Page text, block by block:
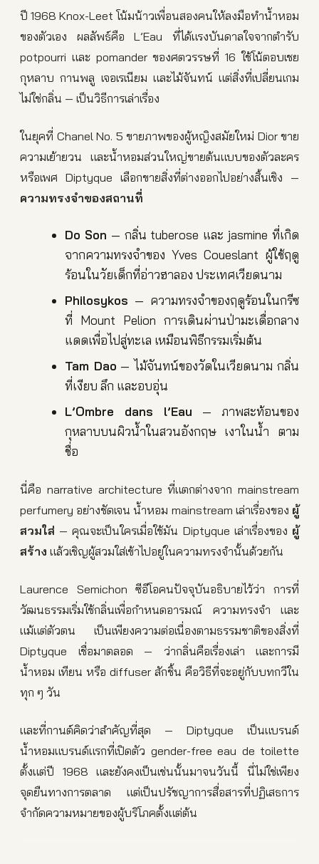
ปี 1968 Knox-Leet โน้มน้าวเพื่อนสองคนให้ลงมือทำน้ำหอม
ของตัวเอง ผลลัพธ์คือ L’Eau ที่ได้แรงบันดาลใจจากตำรับ
potpourri และ pomander ของศตวรรษที่ 16 ใช้โน้ตอบเชย
กุหลาบ กานพลู เจอเรเนียม และไม้จันทน์ แต่สิ่งที่เปลี่ยนเกม
ไม่ใช่กลิ่น — เป็นวิธีการเล่าเรื่อง
ในยุคที่ Chanel No. 5 ขายภาพของผู้หญิงสมัยใหม่ Dior ขาย
ความเย้ายวน และน้ำหอมส่วนใหญ่ขายต้นแบบของตัวละคร
หรือเพศ Diptyque เลือกขายสิ่งที่ต่างออกไปอย่างสิ้นเชิง —
ความทรงจำของสถานที่
Do Son — กลิ่น tuberose และ jasmine ที่เกิด
จากความทรงจำของ Yves Coueslant ผู้ใช้ฤดู
ร้อนในวัยเด็กที่อ่าวฮาลอง ประเทศเวียดนาม
Philosykos — ความทรงจำของฤดูร้อนในกรีซ
ที่ Mount Pelion การเดินผ่านป่ามะเดื่อกลาง
แดดเพื่อไปสู่ทะเล เหมือนพิธีกรรมเริ่มต้น
Tam Dao — ไม้จันทน์ของวัดในเวียดนาม กลิ่น
ที่เงียบ ลึก และอบอุ่น
L’Ombre dans l’Eau — ภาพสะท้อนของ
กุหลาบบนผิวน้ำในสวนอังกฤษ เงาในน้ำ ตาม
ชื่อ
นี่คือ narrative architecture ที่แตกต่างจาก mainstream
perfumery อย่างชัดเจน น้ำหอม mainstream เล่าเรื่องของ ผู้
สวมใส่ — คุณจะเป็นใครเมื่อใช้มัน Diptyque เล่าเรื่องของ ผู้
สร้าง แล้วเชิญผู้สวมใส่เข้าไปอยู่ในความทรงจำนั้นด้วยกัน
Laurence Semichon ซีอีโอคนปัจจุบันอธิบายไว้ว่า การที่
วัฒนธรรมเริ่มใช้กลิ่นเพื่อกำหนดอารมณ์ ความทรงจำ และ
แม้แต่ตัวตน เป็นเพียงความต่อเนื่องตามธรรมชาติของสิ่งที่
Diptyque เชื่อมาตลอด — ว่ากลิ่นคือเรื่องเล่า และการมี
น้ำหอม เทียน หรือ diffuser สักชิ้น คือวิธีที่จะอยู่กับบทกวีใน
ทุก ๆ วัน
และที่กานต์คิดว่าสำคัญที่สุด — Diptyque เป็นแบรนด์
น้ำหอมแบรนด์แรกที่เปิดตัว gender-free eau de toilette
ตั้งแต่ปี 1968 และยังคงเป็นเช่นนั้นมาจนวันนี้ นี่ไม่ใช่เพียง
จุดยืนทางการตลาด แต่เป็นปรัชญาการสื่อสารที่ปฏิเสธการ
จำกัดความหมายของผู้บริโภคตั้งแต่ต้น